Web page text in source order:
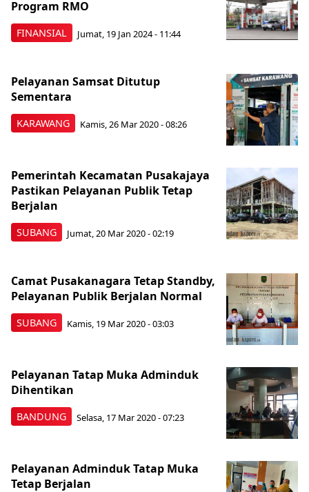
FINANSIAL
Program RMO
Jumat, 19 Jan 2024 - 11:44
KARAWANG
Pelayanan Samsat Ditutup
Sementara
Kamis, 26 Mar 2020 - 08:26
SUBANG
Pemerintah Kecamatan Pusakajaya
Pastikan Pelayanan Publik Tetap
Berjalan
Jumat, 20 Mar 2020 - 02:19
SUBANG
Camat Pusakanagara Tetap Standby,
Pelayanan Publik Berjalan Normal
Kamis, 19 Mar 2020 - 03:03
BANDUNG
Pelayanan Tatap Muka Adminduk
Dihentikan
Selasa, 17 Mar 2020 - 07:23
Pelayanan Adminduk Tatap Muka
Tetap Berjalan